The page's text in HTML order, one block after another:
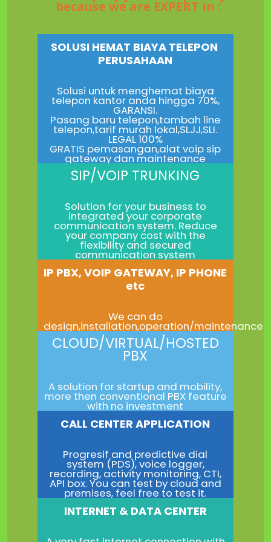
because we are EXPERT in :
SOLUSI HEMAT BIAYA TELEPON
PERUSAHAAN
Solusi untuk menghemat biaya
telepon kantor anda hingga 70%,
GARANSI.
Pasang baru telepon,tambah line
telepon,tarif murah lokal,SLJJ,SLI.
LEGAL 100%
GRATIS pemasangan,alat voip sip
gateway dan maintenance
SIP/VOIP TRUNKING
Solution for your business to
integrated your corporate
communication system. Reduce
your company cost with the
flexibility and secured
communication system
IP PBX, VOIP GATEWAY, IP PHONE
etc
We can do
design,installation,operation/maintenance
CLOUD/VIRTUAL/HOSTED
PBX
A solution for startup and mobility,
more then conventional PBX feature
with no investment
CALL CENTER APPLICATION
Progresif and predictive dial
system (PDS), voice logger,
recording, activity monitoring, CTI,
API box. You can test by cloud and
premises, feel free to test it.
INTERNET & DATA CENTER